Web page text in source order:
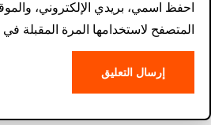
احفظ اسمي، بريدي الإلكتروني،
المتصفح لاستخدامها المرة المقبلة في